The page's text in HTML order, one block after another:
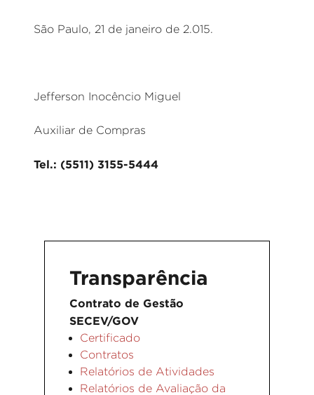
São Paulo, 21 de janeiro de 2.015.
Jefferson Inocêncio Miguel
Auxiliar de Compras
Tel.: (5511) 3155-5444
Transparência
Contrato de Gestão
SECEV/GOV
Certificado
Contratos
Relatórios de Atividades
Relatórios de Avaliação da